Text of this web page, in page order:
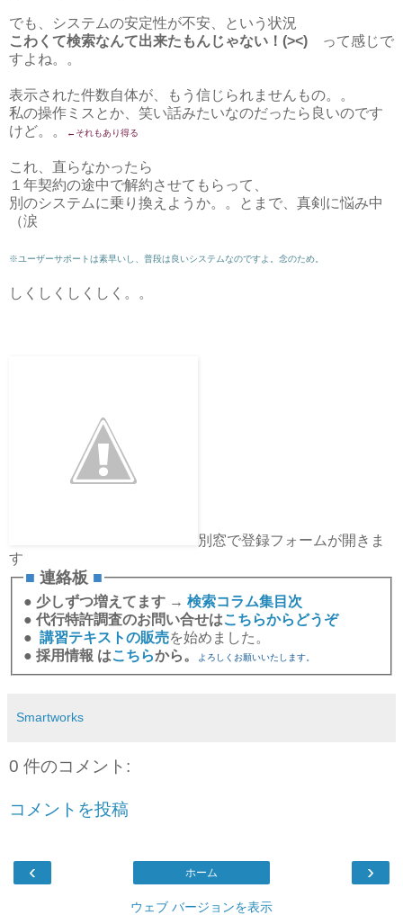
でも、システムの安定性が不安、という状況
こわくて検索なんて出来たもんじゃない！(><) って感じで
すよね。。
表示された件数自体が、もう信じられませんもの。。
私の操作ミスとか、笑い話みたいなのだったら良いのです
けど。。
←それもあり得る
これ、直らなかったら
１年契約の途中で解約させてもらって、
別のシステムに乗り換えようか。。とまで、真剣に悩み中
（涙
※ユーザーサポートは素早いし、普段は良いシステムなのですよ。念のため。
しくしくしくしく。。
別窓で登録フォームが開きま
す
■ 連絡板 ■
● 少しずつ増えてます → 検索コラム集目次
● 代行特許調査のお問い合せはこちらからどうぞ
● 講習テキストの販売を始めました。
● 採用情報 はこちらから。 よろしくお願いいたします。
Smartworks
0 件のコメント:
コメントを投稿
‹ ›
ホーム
ウェブ バージョンを表示